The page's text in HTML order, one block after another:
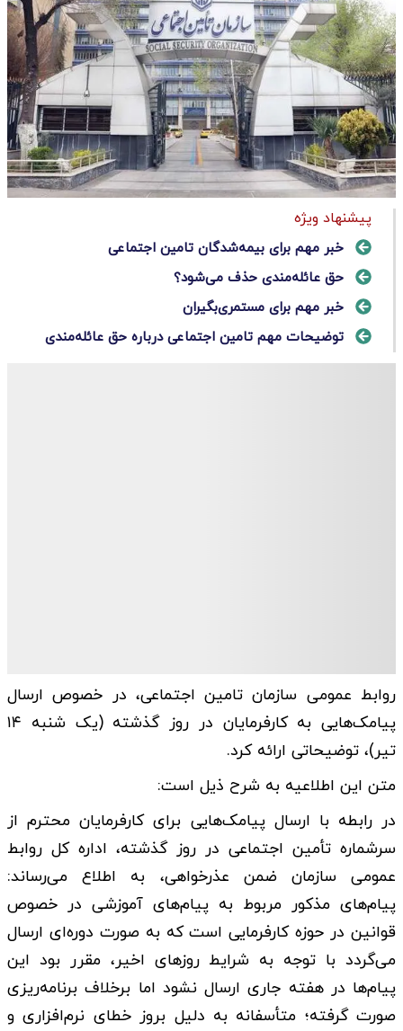
پیشنهاد ویژه
خبر مهم برای بیمه‌شدگان تامین اجتماعی
حق عائله‌مندی حذف می‌شود؟
خبر مهم برای مستمری‌بگیران
توضیحات مهم تامین اجتماعی درباره حق عائله‌مندی
روابط عمومی سازمان تامین اجتماعی، در خصوص ارسال
پیامک‌هایی به کارفرمایان در روز گذشته (یک شنبه ۱۴
تیر)، توضیحاتی ارائه کرد.
متن این اطلاعیه به شرح ذیل است:
در رابطه با ارسال پیامک‌هایی برای کارفرمایان محترم از
سرشماره تأمین اجتماعی در روز گذشته، اداره کل روابط
عمومی سازمان ضمن عذرخواهی، به اطلاع می‌رساند:
پیام‌های مذکور مربوط به پیام‌های آموزشی در خصوص
قوانین در حوزه کارفرمایی است که به صورت دوره‌ای ارسال
می‌گردد با توجه به شرایط روزهای اخیر، مقرر بود این
پیام‌ها در هفته جاری ارسال نشود اما برخلاف برنامه‌ریزی
صورت گرفته؛ متأسفانه به دلیل بروز خطای نرم‌افزاری و